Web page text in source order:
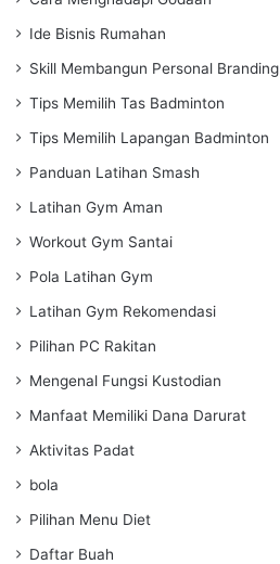
Ide Bisnis Rumahan
Skill Membangun Personal Branding
Tips Memilih Tas Badminton
Tips Memilih Lapangan Badminton
Panduan Latihan Smash
Latihan Gym Aman
Workout Gym Santai
Pola Latihan Gym
Latihan Gym Rekomendasi
Pilihan PC Rakitan
Mengenal Fungsi Kustodian
Manfaat Memiliki Dana Darurat
Aktivitas Padat
bola
Pilihan Menu Diet
Daftar Buah